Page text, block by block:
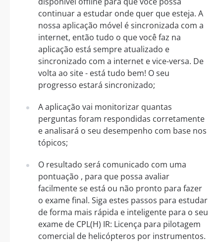
continuar a estudar onde quer que esteja. A
nossa aplicação móvel é sincronizada com a
internet, então tudo o que você faz na
aplicação está sempre atualizado e
sincronizado com a internet e vice-versa. De
volta ao site - está tudo bem! O seu
progresso estará sincronizado;
A aplicação vai monitorizar quantas
perguntas foram respondidas corretamente
e analisará o seu desempenho com base nos
tópicos;
O resultado será comunicado com uma
pontuação , para que possa avaliar
facilmente se está ou não pronto para fazer
o exame final. Siga estes passos para estudar
de forma mais rápida e inteligente para o seu
exame de CPL(H) IR: Licença para pilotagem
comercial de helicópteros por instrumentos.